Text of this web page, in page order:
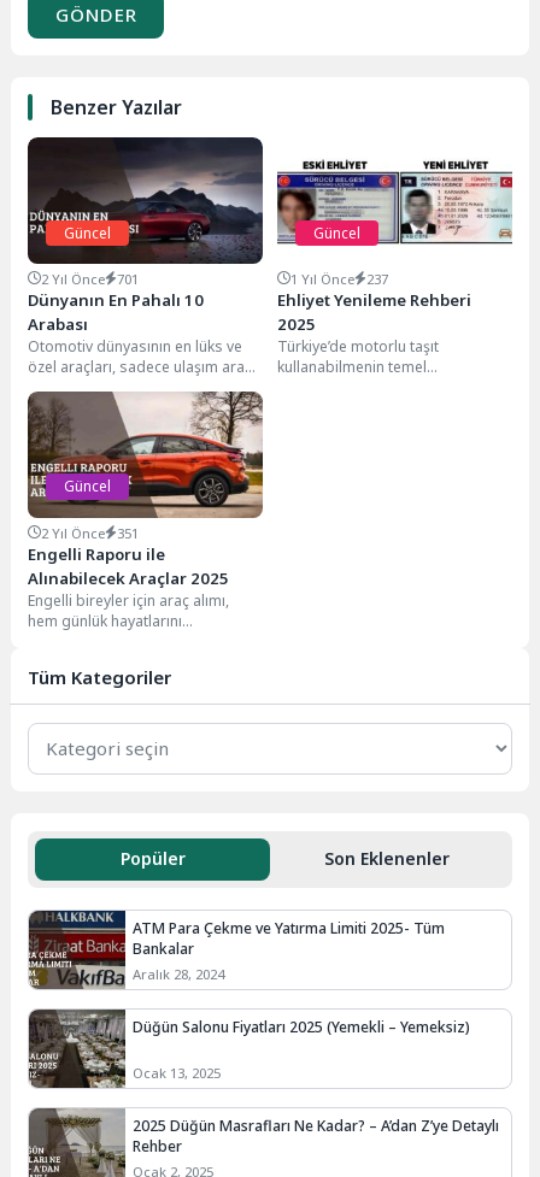
GÖNDER
Benzer Yazılar
Güncel
2 Yıl Önce 701
Dünyanın En Pahalı 10
Arabası
Otomotiv dünyasının en lüks ve
özel araçları, sadece ulaşım aracı
olmaktan çıkıp adeta bir sanat...
Güncel
1 Yıl Önce 237
Ehliyet Yenileme Rehberi
2025
Türkiye’de motorlu taşıt
kullanabilmenin temel
Güncel
2 Yıl Önce 351
Engelli Raporu ile
Alınabilecek Araçlar 2025
Engelli bireyler için araç alımı,
hem günlük hayatlarını
Tüm Kategoriler
Popüler Son Eklenenler
ATM Para Çekme ve Yatırma Limiti 2025- Tüm
Bankalar
Aralık 28, 2024
Düğün Salonu Fiyatları 2025 (Yemekli – Yemeksiz)
Ocak 13, 2025
2025 Düğün Masrafları Ne Kadar? – A’dan Z’ye Detaylı
Rehber
Ocak 2, 2025